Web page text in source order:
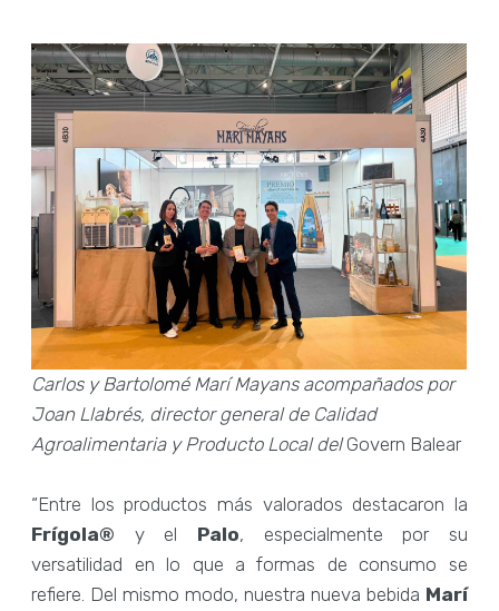
Carlos y Bartolomé Marí Mayans acompañados por
Joan Llabrés, director general de Calidad
Agroalimentaria y Producto Local delGovern Balear
“Entre los productos más valorados destacaron la
Frígola® y el Palo, especialmente por su
versatilidad en lo que a formas de consumo se
refiere. Del mismo modo, nuestra nueva bebida Marí